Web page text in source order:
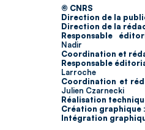
© CNRS
Direction de la
Direction de la
Responsable
Nadir
Coordination et
Responsable
Larroche
Coordination et
Julien Czarnecki
Réalisation
Création graphique :
Intégration